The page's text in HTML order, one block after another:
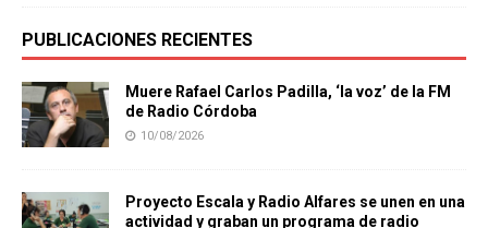
PUBLICACIONES RECIENTES
Muere Rafael Carlos Padilla, ‘la voz’ de la FM
de Radio Córdoba
10/08/2026
Proyecto Escala y Radio Alfares se unen en una
actividad y graban un programa de radio